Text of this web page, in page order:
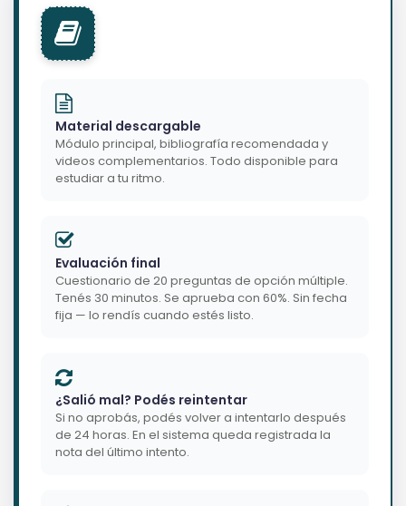
Material descargable
Módulo principal, bibliografía recomendada y
videos complementarios. Todo disponible para
estudiar a tu ritmo.
Evaluación final
Cuestionario de 20 preguntas de opción múltiple.
Tenés 30 minutos. Se aprueba con 60%. Sin fecha
fija — lo rendís cuando estés listo.
¿Salió mal? Podés reintentar
Si no aprobás, podés volver a intentarlo después
de 24 horas. En el sistema queda registrada la
nota del último intento.